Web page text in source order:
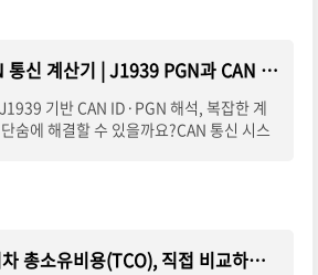
CAN 통신 계산기 | J1939 PGN과 CAN ID, 이젠 쉽게 변환하세요
기반 CAN ID·PGN 해석, 복잡한 계
숨에 해결할 수 있을까요?CAN 통신 시스
전기차 총소유비용(TCO), 직접 비교하고 계산하세요